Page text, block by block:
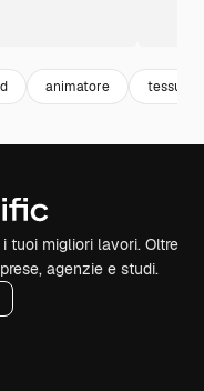
animatore tessuto
tuoi migliori lavori. Oltre
agenzie e studi.